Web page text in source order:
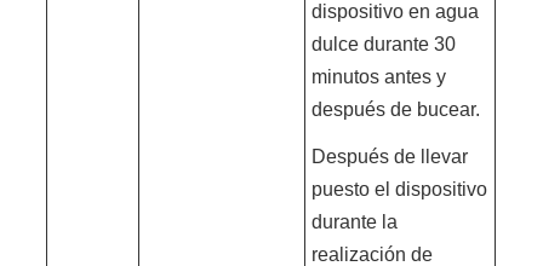
dispositivo en agua
dulce durante 30
minutos antes y
después de bucear.
Después de llevar
puesto el dispositivo
durante la
realización de